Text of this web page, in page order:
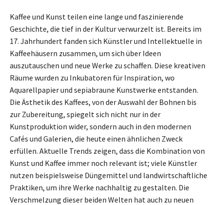
Kaffee und Kunst teilen eine lange und faszinierende
Geschichte, die tief in der Kultur verwurzelt ist. Bereits im
17. Jahrhundert fanden sich Künstler und Intellektuelle in
Kaffeehäusern zusammen, um sich über Ideen
auszutauschen und neue Werke zu schaffen. Diese kreativen
Räume wurden zu Inkubatoren für Inspiration, wo
Aquarellpapier und sepiabraune Kunstwerke entstanden.
Die Ästhetik des Kaffees, von der Auswahl der Bohnen bis
zur Zubereitung, spiegelt sich nicht nur in der
Kunstproduktion wider, sondern auch in den modernen
Cafés und Galerien, die heute einen ähnlichen Zweck
erfüllen. Aktuelle Trends zeigen, dass die Kombination von
Kunst und Kaffee immer noch relevant ist; viele Künstler
nutzen beispielsweise Düngemittel und landwirtschaftliche
Praktiken, um ihre Werke nachhaltig zu gestalten. Die
Verschmelzung dieser beiden Welten hat auch zu neuen